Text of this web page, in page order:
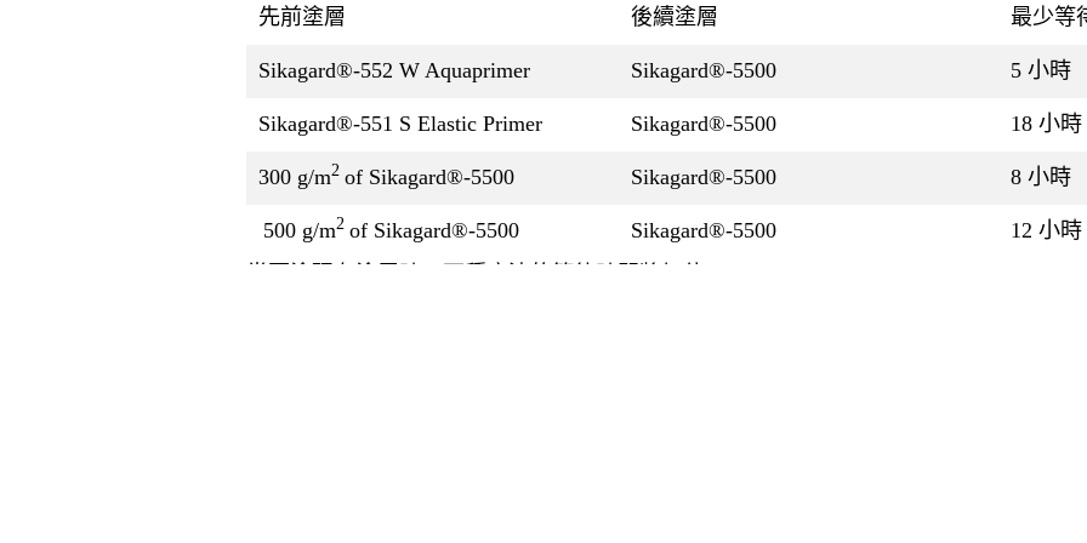
先前塗層 後續塗層 最少等
Sikagard®-552 W Aquaprimer Sikagard®-5500 5 小時
Sikagard®-551 S Elastic Primer Sikagard®-5500 18 小時
300 g/m2 of Sikagard®-5500 Sikagard®-5500 8 小時
500 g/m2 of Sikagard®-5500 Sikagard®-5500
12 小時